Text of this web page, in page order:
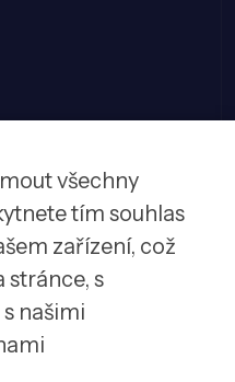
všechny
tím souhlas
zařízení, což
stránce, s
našimi